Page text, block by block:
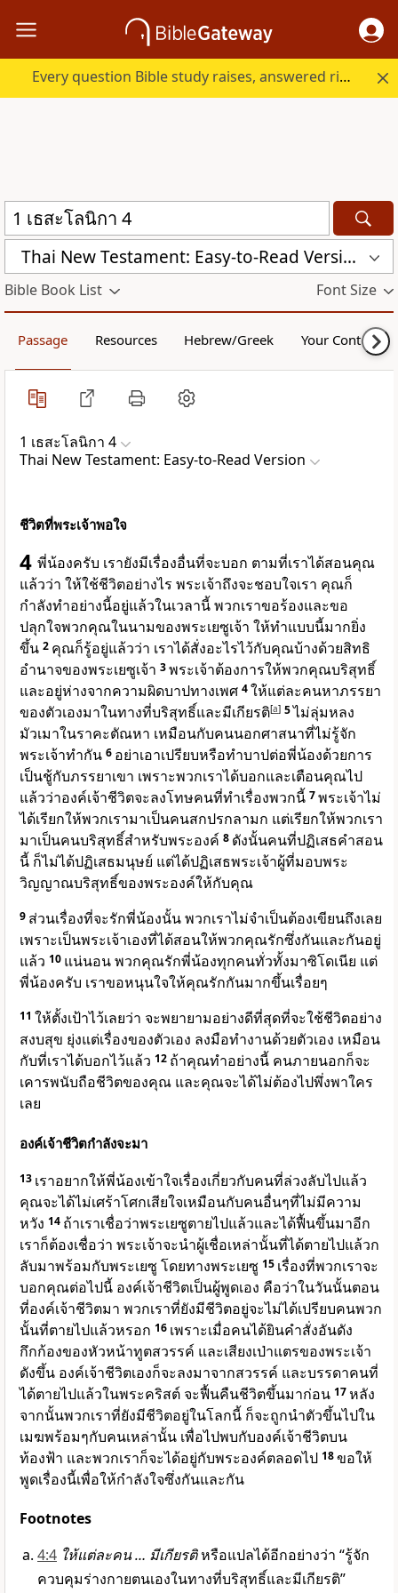
Every question Bible study raises, answered right here.
Thai New Testament: Easy-to-Read Version (ERV-TH)
Bible Book List Font Size
Passage Resources Hebrew/Greek Your Content
1 เธสะโลนิกา 4
Thai New Testament: Easy-to-Read Version
ชีวิตที่พระเจ้าพอใจ
4 พี่น้องครับ เรายังมีเรื่องอื่นที่จะบอก ตามที่เราได้สอนคุณ
แล้วว่า ให้ใช้ชีวิตอย่างไร พระเจ้าถึงจะชอบใจเรา คุณก็
กำลังทำอย่างนี้อยู่แล้วในเวลานี้ พวกเราขอร้องและขอ
ปลุกใจพวกคุณในนามของพระเยซูเจ้า ให้ทำแบบนี้มากยิ่ง
ขึ้น 2 คุณก็รู้อยู่แล้วว่า เราได้สั่งอะไรไว้กับคุณบ้างด้วยสิทธิ
อำนาจของพระเยซูเจ้า 3พระเจ้าต้องการให้พวกคุณบริสุทธิ์
และอยู่ห่างจากความผิดบาปทางเพศ 4ให้แต่ละคนหาภรรยา
ของตัวเองมาในทางที่บริสุทธิ์และมีเกียรติ[a] 5ไม่ลุ่มหลง
มัวเมาในราคะตัณหา เหมือนกับคนนอกศาสนาที่ไม่รู้จัก
พระเจ้าทำกัน 6 อย่าเอาเปรียบหรือทำบาปต่อพี่น้องด้วยการ
เป็นชู้กับภรรยาเขา เพราะพวกเราได้บอกและเตือนคุณไป
แล้วว่าองค์เจ้าชีวิตจะลงโทษคนที่ทำเรื่องพวกนี้ 7พระเจ้าไม่
ได้เรียกให้พวกเรามาเป็นคนสกปรกลามก แต่เรียกให้พวกเรา
มาเป็นคนบริสุทธิ์สำหรับพระองค์ 8 ดังนั้นคนที่ปฏิเสธคำสอน
นี้ ก็ไม่ได้ปฏิเสธมนุษย์ แต่ได้ปฏิเสธพระเจ้าผู้ที่มอบพระ
วิญญาณบริสุทธิ์ของพระองค์ให้กับคุณ
9 ส่วนเรื่องที่จะรักพี่น้องนั้น พวกเราไม่จำเป็นต้องเขียนถึงเลย
เพราะเป็นพระเจ้าเองที่ได้สอนให้พวกคุณรักซึ่งกันและกันอยู่
แล้ว 10 แน่นอน พวกคุณรักพี่น้องทุกคนทั่วทั้งมาซิโดเนีย แต่
พี่น้องครับ เราขอหนุนใจให้คุณรักกันมากขึ้นเรื่อยๆ
11 ให้ตั้งเป้าไว้เลยว่า จะพยายามอย่างดีที่สุดที่จะใช้ชีวิตอย่าง
สงบสุข ยุ่งแต่เรื่องของตัวเอง ลงมือทำงานด้วยตัวเอง เหมือน
กับที่เราได้บอกไว้แล้ว 12 ถ้าคุณทำอย่างนี้ คนภายนอกก็จะ
เคารพนับถือชีวิตของคุณ และคุณจะได้ไม่ต้องไปพึ่งพาใคร
เลย
องค์เจ้าชีวิตกำลังจะมา
13 เราอยากให้พี่น้องเข้าใจเรื่องเกี่ยวกับคนที่ล่วงลับไปแล้ว
คุณจะได้ไม่เศร้าโศกเสียใจเหมือนกับคนอื่นๆที่ไม่มีความ
หวัง 14 ถ้าเราเชื่อว่าพระเยซูตายไปแล้วและได้ฟื้นขึ้นมาอีก
เราก็ต้องเชื่อว่า พระเจ้าจะนำผู้เชื่อเหล่านั้นที่ได้ตายไปแล้วก
ลับมาพร้อมกับพระเยซู โดยทางพระเยซู 15 เรื่องที่พวกเราจะ
บอกคุณต่อไปนี้ องค์เจ้าชีวิตเป็นผู้พูดเอง คือว่าในวันนั้นตอน
ที่องค์เจ้าชีวิตมา พวกเราที่ยังมีชีวิตอยู่จะไม่ได้เปรียบคนพวก
นั้นที่ตายไปแล้วหรอก 16 เพราะเมื่อคนได้ยินคำสั่งอันดัง
กึกก้องของหัวหน้าทูตสวรรค์ และเสียงเป่าแตรของพระเจ้า
ดังขึ้น องค์เจ้าชีวิตเองก็จะลงมาจากสวรรค์ และบรรดาคนที่
ได้ตายไปแล้วในพระคริสต์ จะฟื้นคืนชีวิตขึ้นมาก่อน 17หลัง
จากนั้นพวกเราที่ยังมีชีวิตอยู่ในโลกนี้ ก็จะถูกนำตัวขึ้นไปใน
เมฆพร้อมๆกับคนเหล่านั้น เพื่อไปพบกับองค์เจ้าชีวิตบน
ท้องฟ้า และพวกเราก็จะได้อยู่กับพระองค์ตลอดไป 18ขอให้
พูดเรื่องนี้เพื่อให้กำลังใจซึ่งกันและกัน
Footnotes
4:4 ให้แต่ละคน … มีเกียรติหรือแปลได้อีกอย่างว่า “รู้จัก
ควบคุมร่างกายตนเองในทางที่บริสุทธิ์และมีเกียรติ”